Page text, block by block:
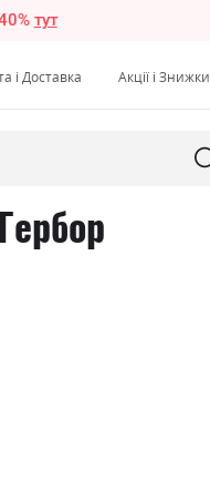
тут
і Доставка Акції і Знижки